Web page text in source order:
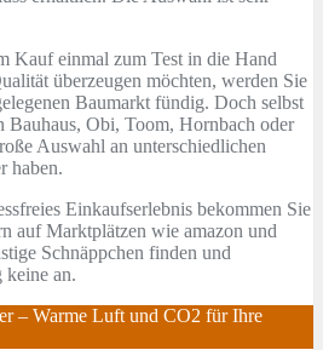
Kauf einmal zum Test in die Hand
überzeugen möchten, werden Sie
Baumarkt fündig. Doch selbst
Bauhaus, Obi, Toom, Hornbach oder
Auswahl an unterschiedlichen
haben.
Einkaufserlebnis bekommen Sie
auf Marktplätzen wie amazon und
Schnäppchen finden und
keine an.
– Warme Luft und CO2 für Ihre